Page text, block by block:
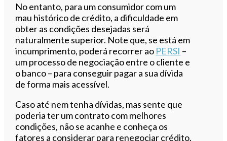
No entanto, para um consumidor com um
mau histórico de crédito, a dificuldade em
obter as condições desejadas será
naturalmente superior. Note que, se está em
incumprimento, poderá recorrer ao PERSI –
um processo de negociação entre o cliente e
o banco – para conseguir pagar a sua dívida
de forma mais acessível.
Caso até nem tenha dívidas, mas sente que
poderia ter um contrato com melhores
condições, não se acanhe e conheça os
fatores a considerar para renegociar crédito.